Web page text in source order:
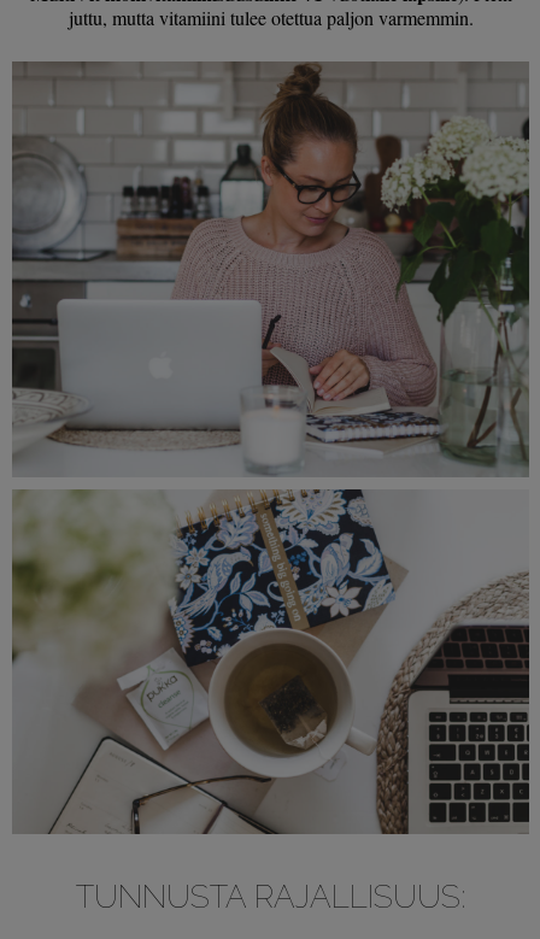
juttu, mutta vitamiini tulee otettua paljon varmemmin.
TUNNUSTA RAJALLISUUS: